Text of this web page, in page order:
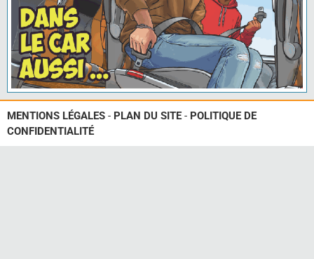
MENTIONS LÉGALES - PLAN DU SITE - POLITIQUE DE
CONFIDENTIALITÉ